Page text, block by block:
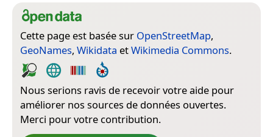
Cette page est basée sur OpenStreetMap,
GeoNames, Wikidata etWikimedia Commons.
Nous serions ravis de recevoir votre aide pour
améliorer nos sources de données ouvertes.
Merci pour votre contribution.